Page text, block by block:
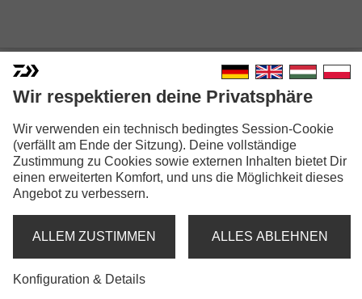
PROREX XR BAITCAST
Modellausführungen: 4
Wir respektieren deine Privatsphäre
Wir verwenden ein technisch bedingtes Session-Cookie
(verfällt am Ende der Sitzung). Deine vollständige
Zustimmung zu Cookies sowie externen Inhalten bietet Dir
einen erweiterten Komfort, und uns die Möglichkeit dieses
Angebot zu verbessern.
ALLEM ZUSTIMMEN ALLES ABLEHNEN
Konfiguration & Details